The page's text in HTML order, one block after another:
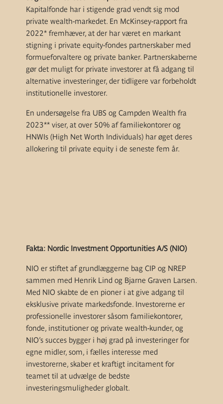
Kapitalfonde har i stigende grad vendt sig mod
private wealth-markedet. En McKinsey-rapport fra
2022* fremhæver, at der har været en markant
stigning i private equity-fondes partnerskaber med
formueforvaltere og private banker. Partnerskaberne
gør det muligt for private investorer at få adgang til
alternative investeringer, der tidligere var forbeholdt
institutionelle investorer.
En undersøgelse fra UBS og Campden Wealth fra
2023** viser, at over 50% af familiekontorer og
HNWIs (High Net Worth Individuals) har øget deres
allokering til private equity i de seneste fem år.
Fakta: Nordic Investment Opportunities A/S (NIO)
NIO er stiftet af grundlæggerne bag CIP og NREP
sammen med Henrik Lind og Bjarne Graven Larsen.
Med NIO skabte de en pioner i at give adgang til
eksklusive private markedsfonde. Investorerne er
professionelle investorer såsom familiekontorer,
fonde, institutioner og private wealth-kunder, og
NIO’s succes bygger i høj grad på investeringer for
egne midler, som, i fælles interesse med
investorerne, skaber et kraftigt incitament for
teamet til at udvælge de bedste
investeringsmuligheder globalt.